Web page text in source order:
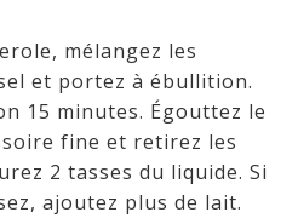
mélangez les
et portez à ébullition.
15 minutes. Égouttez le
fine et retirez les
2 tasses du liquide. Si
ajoutez plus de lait.